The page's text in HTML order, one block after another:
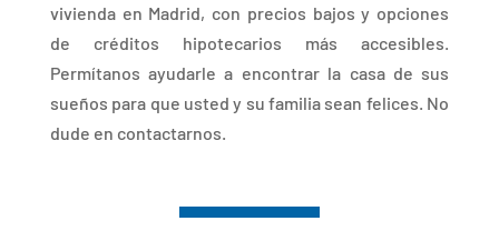
vivienda en Madrid, con precios bajos y opciones
de créditos hipotecarios más accesibles.
Permítanos ayudarle a encontrar la casa de sus
sueños para que usted y su familia sean felices. No
dude en contactarnos.